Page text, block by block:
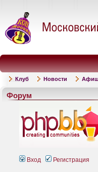
Клуб Новости
Форум
Вход Регистрация